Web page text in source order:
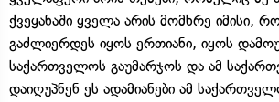
ქვეყანაში ყველა არის მომხრე იმისი,
გაძლიერდეს იყოს ერთიანი, იყოს
საქართველოს გაუმარჯოს და ამ
დაიღუპნენ ეს ადამიანები ამ